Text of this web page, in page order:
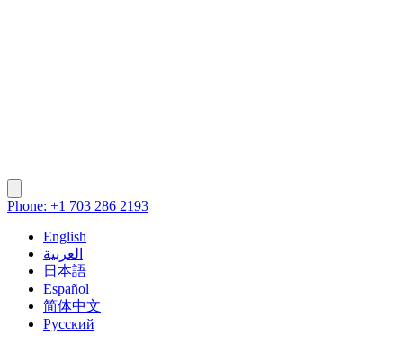
Phone: +1 703 286 2193
English
العربية
日本語
Español
简体中文
Русский